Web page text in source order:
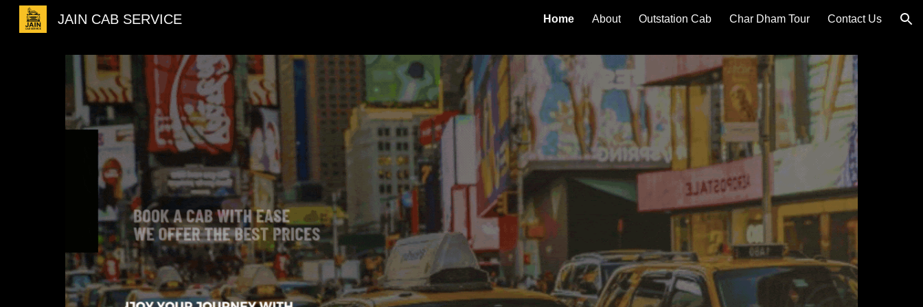
Skip to navigation
JAIN CAB SERVICE Home About Outstation Cab Char Dham Tour Contact Us